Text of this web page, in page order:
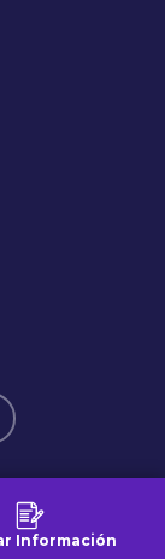
Información